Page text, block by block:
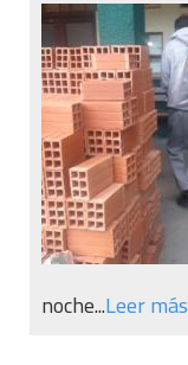
noche...Leer más